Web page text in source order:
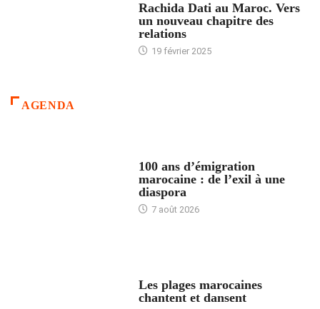
Rachida Dati au Maroc. Vers
un nouveau chapitre des
relations
19 février 2025
AGENDA
100 ans d’émigration
marocaine : de l’exil à une
diaspora
7 août 2026
Les plages marocaines
chantent et dansent